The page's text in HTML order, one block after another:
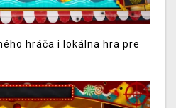
hráča i lokálna hra pre